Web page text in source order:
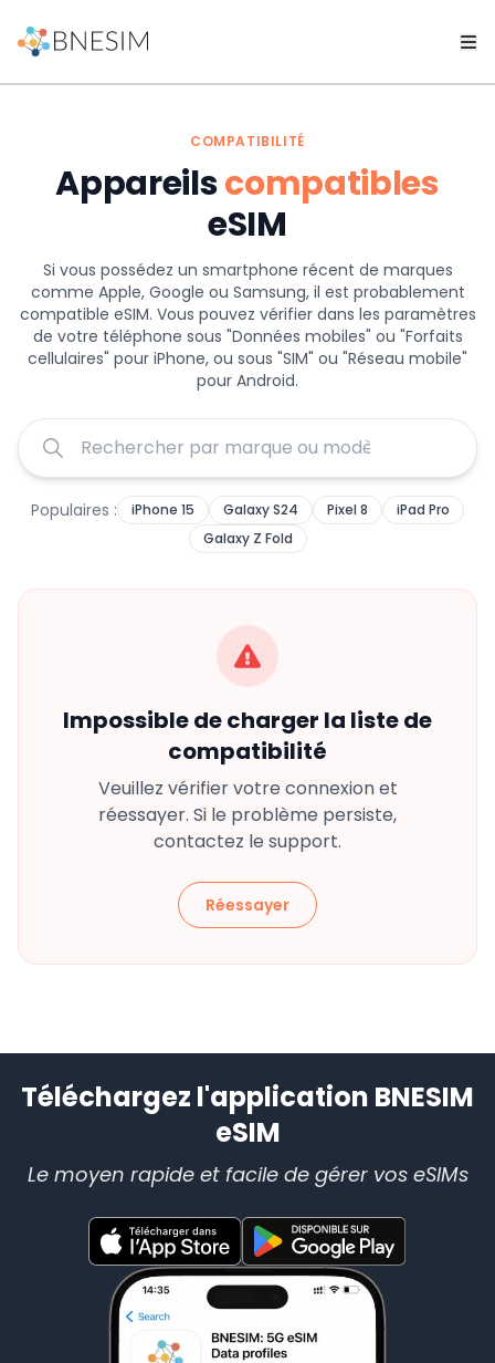
COMPATIBILITÉ
Appareilscompatibles
eSIM
Si vous possédez un smartphone récent de marques
comme Apple, Google ou Samsung, il est probablement
compatible eSIM. Vous pouvez vérifier dans les paramètres
de votre téléphone sous "Données mobiles" ou "Forfaits
cellulaires" pour iPhone, ou sous "SIM" ou "Réseau mobile"
pour Android.
Populaires : iPhone 15 Galaxy S24 Pixel 8
iPad Pro
Galaxy Z Fold
Impossible de charger la liste de
compatibilité
Veuillez vérifier votre connexion et
réessayer. Si le problème persiste,
contactez le support.
Réessayer
Téléchargez l'application BNESIM
eSIM
Le moyen rapide et facile de gérer vos eSIMs